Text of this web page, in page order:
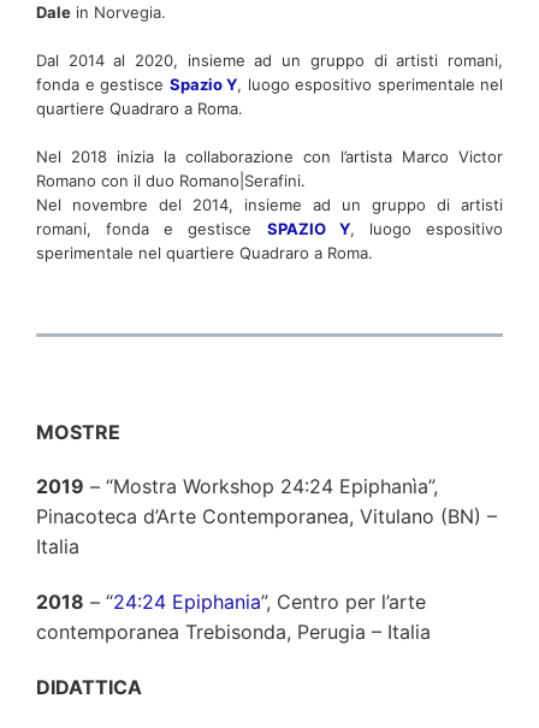
Dale in Norvegia.
Dal 2014 al 2020, insieme ad un gruppo di artisti romani,
fonda e gestisce Spazio Y, luogo espositivo sperimentale nel
quartiere Quadraro a Roma.
Nel 2018 inizia la collaborazione con l’artista Marco Victor
Romano con il duo Romano|Serafini.
Nel novembre del 2014, insieme ad un gruppo di artisti
romani, fonda e gestisce SPAZIO Y, luogo espositivo
sperimentale nel quartiere Quadraro a Roma.
MOSTRE
2019 – “Mostra Workshop 24:24 Epiphanìa”,
Pinacoteca d’Arte Contemporanea, Vitulano (BN) –
Italia
2018 – “24:24 Epiphania”, Centro per l’arte
contemporanea Trebisonda, Perugia – Italia
DIDATTICA